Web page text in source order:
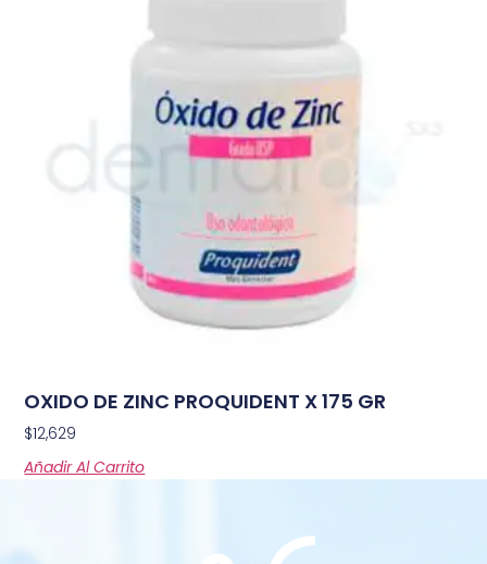
OXIDO DE ZINC PROQUIDENT X 175 GR
$12,629
Añadir Al Carrito